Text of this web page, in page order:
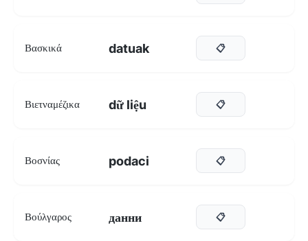
Βασκικά datuak 📋
Βιετναμέζικα dữ liệu 📋
Βοσνίας podaci 📋
Βούλγαρος данни 📋